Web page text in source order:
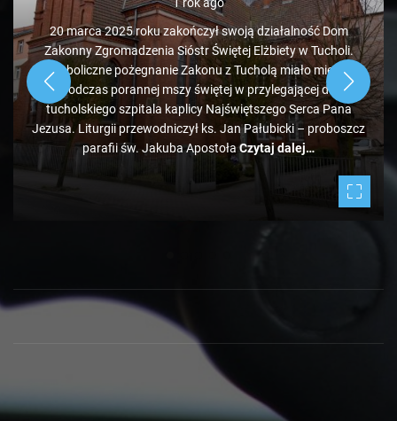
20 marca 2025 roku zakończył swoją działalność Dom
Zakonny Zgromadzenia Sióstr Świętej Elżbiety w Tucholi.
Symboliczne pożegnanie Zakonu z Tucholą miało miejsce
podczas porannej mszy świętej w przylegającej do
tucholskiego szpitala kaplicy Najświętszego Serca Pana
Jezusa. Liturgii przewodniczył ks. Jan Pałubicki – proboszcz
parafii św. Jakuba ApostołaCzytaj dalej…